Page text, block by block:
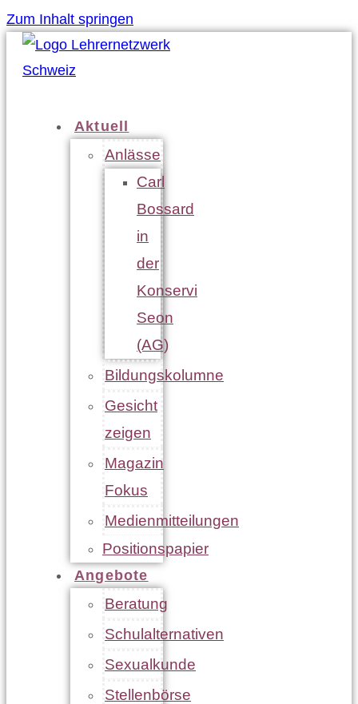
Zum Inhalt springen
Aktuell
Anlässe
Carl
Bossard
in
der
Konservi
Seon
(AG)
Bildungskolumne
Gesicht
zeigen
Magazin
Fokus
Medienmitteilungen
Positionspapier
Angebote
Beratung
Schulalternativen
Sexualkunde
Stellenbörse